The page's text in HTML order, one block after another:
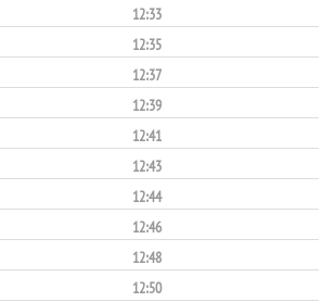
12:33
12:35
12:37
12:39
12:41
12:43
12:44
12:46
12:48
12:50